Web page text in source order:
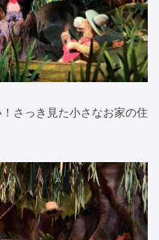
さっき見た小さなお家の住